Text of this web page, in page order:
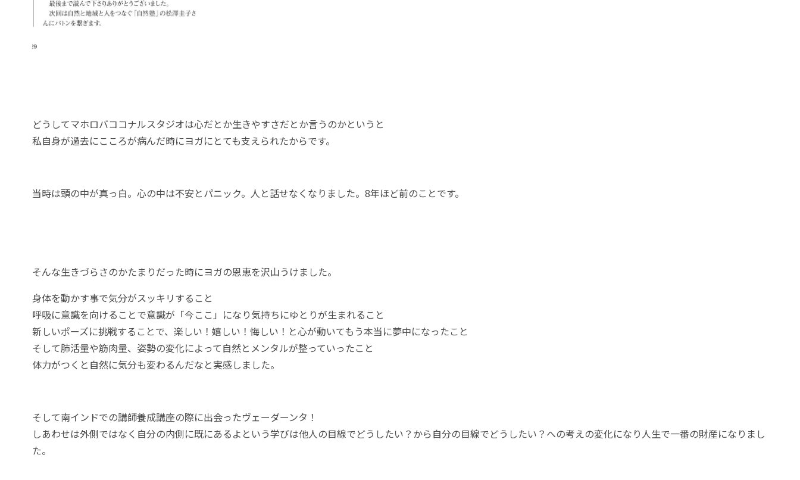
どうしてマホロバココナルスタジオは心だとか生きやすさだとか言うのかというと
私自身が過去にこころが病んだ時にヨガにとても支えられたからです。
当時は頭の中が真っ白。心の中は不安とパニック。人と話せなくなりました。8年ほど前のことです。
そんな生きづらさのかたまりだった時にヨガの恩恵を沢山うけました。
身体を動かす事で気分がスッキリすること
呼吸に意識を向けることで意識が「今ここ」になり気持ちにゆとりが生まれること
新しいポーズに挑戦することで、楽しい！嬉しい！悔しい！と心が動いてもう本当に夢中になったこと
そして肺活量や筋肉量、姿勢の変化によって自然とメンタルが整っていったこと
体力がつくと自然に気分も変わるんだなと実感しました。
そして南インドでの講師養成講座の際に出会ったヴェーダーンタ！
しあわせは外側ではなく自分の内側に既にあるよという学びは他人の目線でどうしたい？から自分の目線でどうしたい？への考えの変化になり人生で一番の財産になりまし
た。